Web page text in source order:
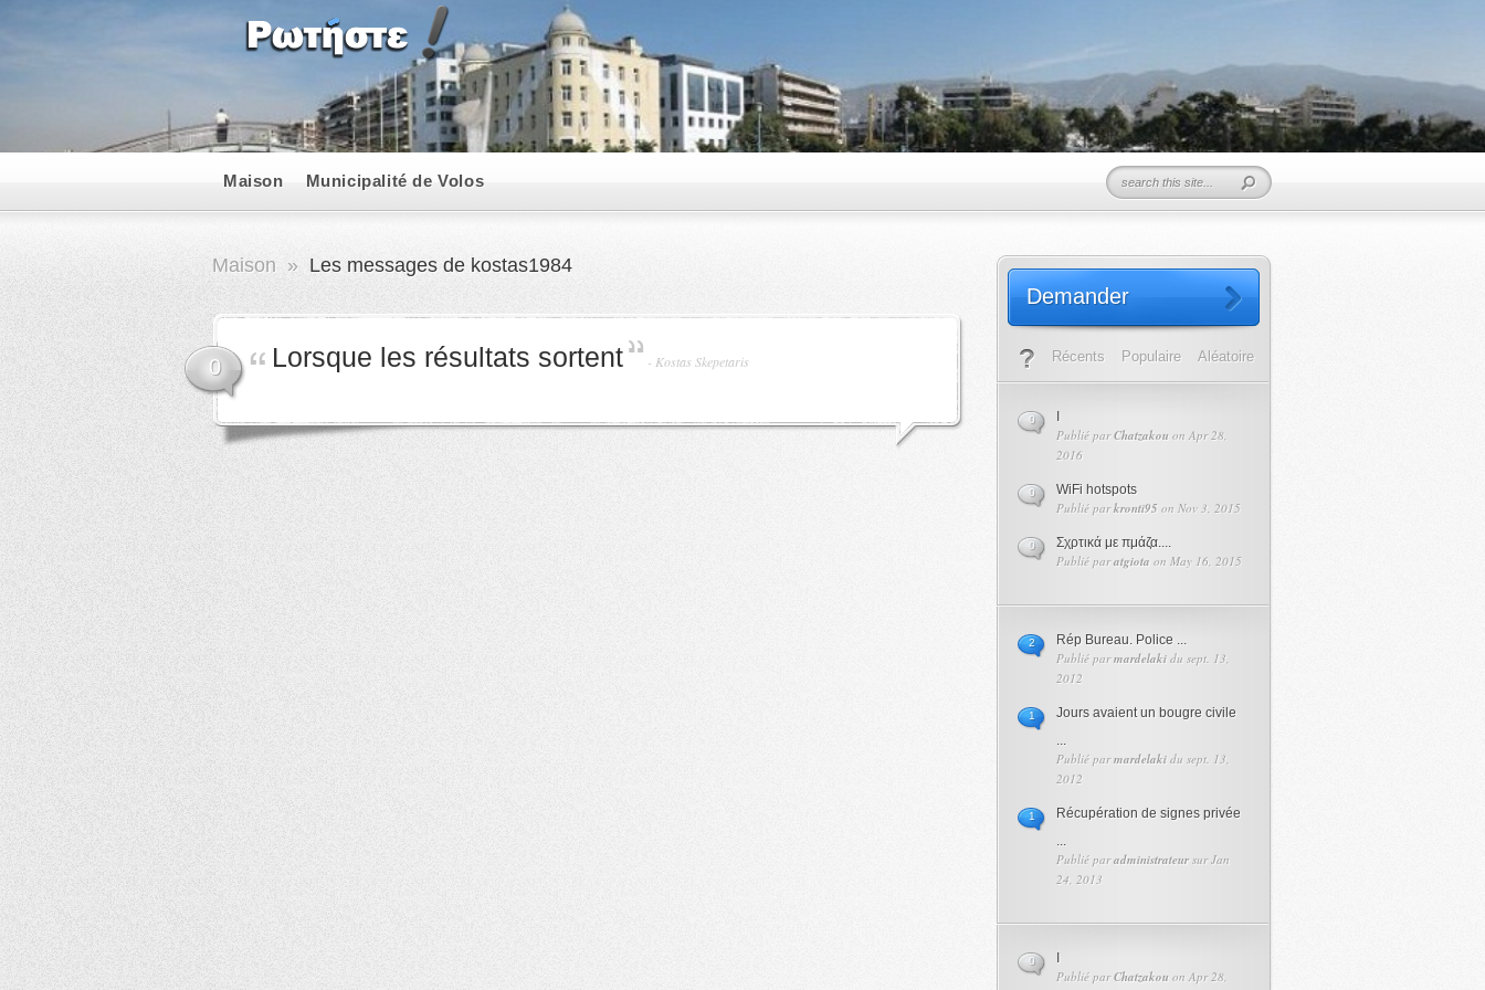
Maison Municipalité de Volos
Maison » Les messages de kostas1984
0 Lorsque les résultats sortent - Kostas Skepetaris
Demander
Récents Populaire Aléatoire
Publié parChatzakou on Apr 28,
2016
0
WiFi hotspots
Publié parkronti95 on Nov 3, 2015
0
Σχρτικά με πμάζα....
Publié paratgiota on May 16, 2015
0
Rép Bureau. Police ...
Publié parmardelaki du sept. 13,
2012
2
Jours avaient un bougre civile
...
Publié parmardelaki du sept. 13,
2012
1
Récupération de signes privée
...
Publié paradministrateur sur Jan
24, 2013
1
Publié parChatzakou on Apr 28,
0